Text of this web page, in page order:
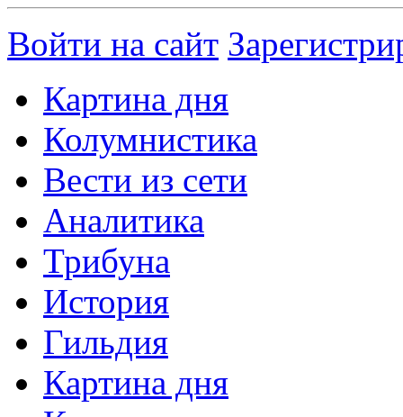
Войти на сайт
Картина дня
Колумнистика
Вести из сети
Аналитика
Трибуна
История
Гильдия
Картина дня